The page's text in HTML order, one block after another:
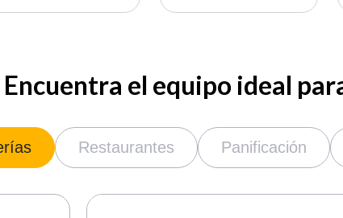
Encuentra el equipo ideal
Restaurantes Panificación